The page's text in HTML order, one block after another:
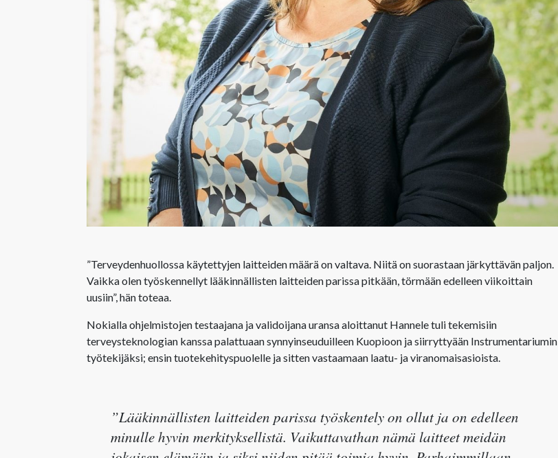
”Terveydenhuollossa käytettyjen laitteiden määrä on valtava. Niitä on suorastaan järkyttävän paljon.
Vaikka olen työskennellyt lääkinnällisten laitteiden parissa pitkään, törmään edelleen viikoittain
uusiin”, hän toteaa.
Nokialla ohjelmistojen testaajana ja validoijana uransa aloittanut Hannele tuli tekemisiin
terveysteknologian kanssa palattuaan synnyinseuduilleen Kuopioon ja siirryttyään Instrumentariumin
työtekijäksi; ensin tuotekehityspuolelle ja sitten vastaamaan laatu- ja viranomaisasioista.
”Lääkinnällisten laitteiden parissa työskentely on ollut ja on edelleen
minulle hyvin merkityksellistä. Vaikuttavathan nämä laitteet meidän